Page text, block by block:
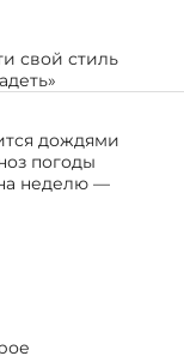
свой стиль
дождями
погоды
неделю —